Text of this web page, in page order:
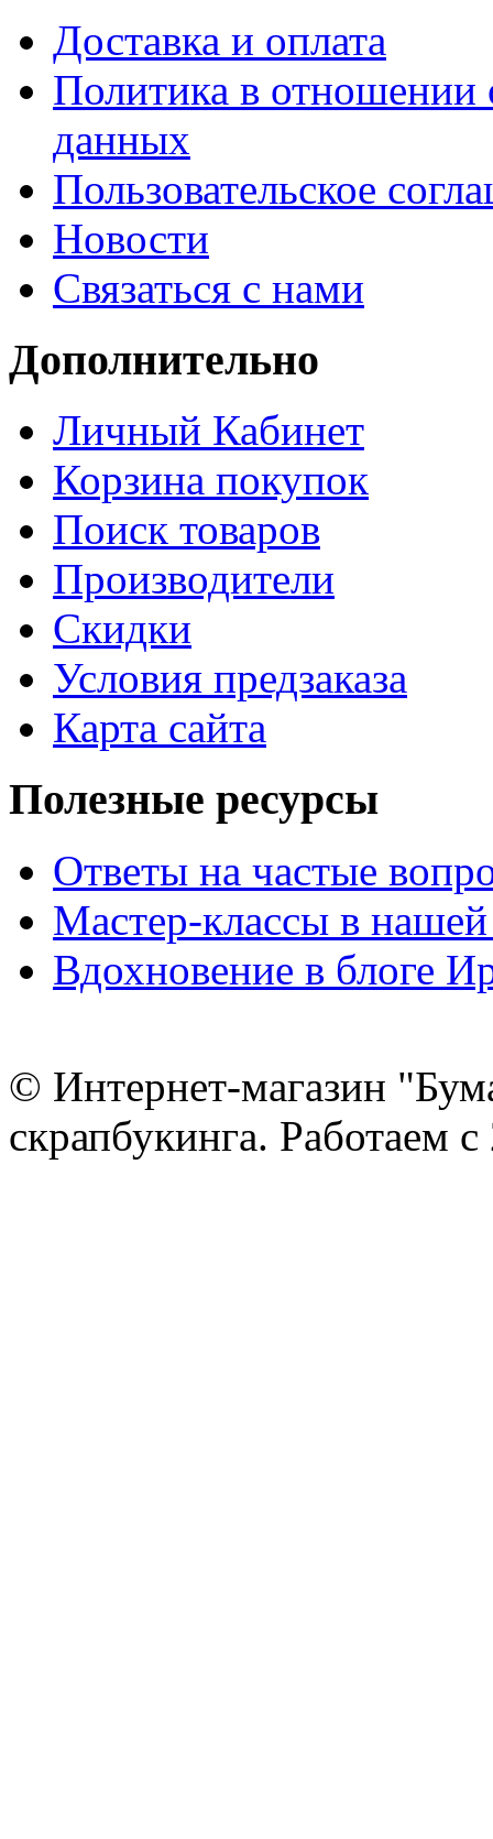
Доставка и оплата
Политика в отношении
данных
Пользовательское
Новости
Связаться с нами
Дополнительно
Личный Кабинет
Корзина покупок
Поиск товаров
Производители
Скидки
Условия предзаказа
Карта сайта
Полезные ресурсы
Ответы на частые
Мастер-классы в нашей
Вдохновение в блоге
© Интернет-магазин
скрапбукинга. Работаем с